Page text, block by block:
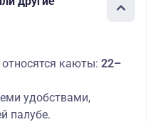
относятся каюты: 22–
удобствами,
палубе.